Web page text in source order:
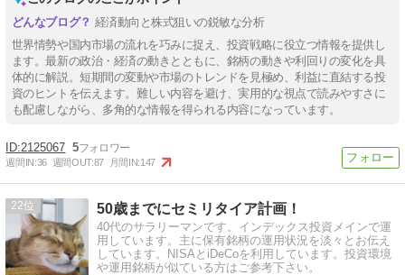
経済動向と株式狙いの鋭敏な分析
世界情勢や国内市場の流れを巧みに捉え、投資戦略に役立つ情報を提供し
ます。最新の政治・経済の動きとともに、銘柄の動きや利回りの変化を具
体的に解説。短期間の変動や市場のトレンドを見極め、利益に直結する投
資のヒントを伝えます。難しい内容を避け、実用的な視点で読みやすさに
も配慮しながら、多角的な情報を得られる内容になっています。
2125067 5
週間IN:36 週間OUT:87 月間IN:147
22 50歳までにセミリタイア計画！
40代のサラリーマンです。インデックス投資メインで運
用しています。主に保有銘柄の運用状況を淡々とお伝え
しています。NISAとiDeCoを利用しています。投資環境
や運用銘柄が似ている方はご参考下さい。